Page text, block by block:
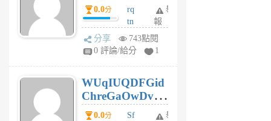
0.0分
rq
tn
jt
gl
個
月
前
舉
報
分享
743點閱
0 評論/給分
1
WUqIUQDFGid
ChreGaOwDv
dY0.0分
Sf
舉